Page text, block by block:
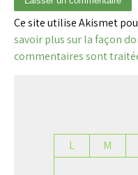
Ce site utilise Akismet
savoir plus sur la façon
commentaires sont
L
M